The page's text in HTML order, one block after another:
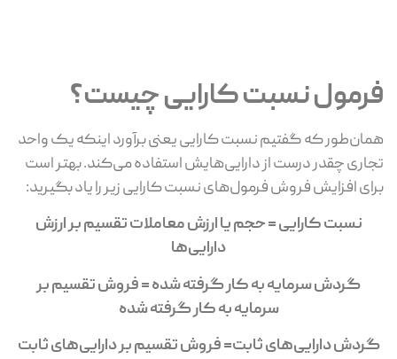
فرمول نسبت کارایی چیست؟
همان‌طور که گفتیم نسبت کارایی یعنی برآورد اینکه یک واحد
تجاری چقدر درست از دارایی‌هایش استفاده می‌کند. بهتر است
برای افزایش فروش فرمول‌های نسبت کارایی زیر را یاد بگیرید:
نسبت کارایی = حجم یا ارزش معاملات تقسیم بر ارزش
دارایی‌ها
گردش سرمایه به کار گرفته شده = فروش تقسیم بر
سرمایه به کار گرفته شده
گردش دارایی‌های ثابت= فروش تقسیم بر دارایی‌های ثابت